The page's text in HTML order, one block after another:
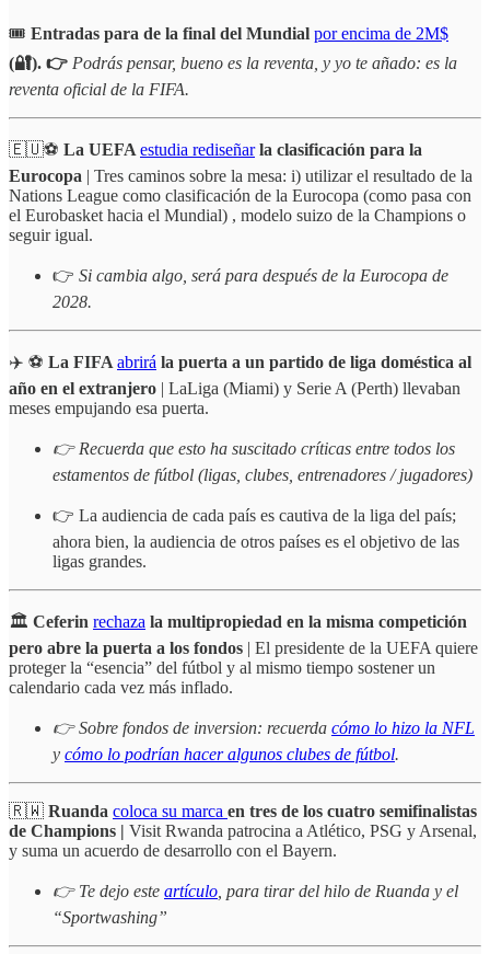
🎟️ Entradas para de la final del Mundial por encima de 2M$
(🔐). 👉 Podrás pensar, bueno es la reventa, y yo te añado: es la
reventa oficial de la FIFA.
🇪🇺⚽️ La UEFA estudia rediseñarla clasificación para la
Eurocopa | Tres caminos sobre la mesa: i) utilizar el resultado de la
Nations League como clasificación de la Eurocopa (como pasa con
el Eurobasket hacia el Mundial) , modelo suizo de la Champions o
seguir igual.
👉 Si cambia algo, será para después de la Eurocopa de
2028.
✈️ ⚽️ La FIFA abrirá la puerta a un partido de liga doméstica al
año en el extranjero | LaLiga (Miami) y Serie A (Perth) llevaban
meses empujando esa puerta.
👉 Recuerda que esto ha suscitado críticas entre todos los
estamentos de fútbol (ligas, clubes, entrenadores / jugadores)
👉 La audiencia de cada país es cautiva de la liga del país;
ahora bien, la audiencia de otros países es el objetivo de las
ligas grandes.
🏛️ Ceferin rechaza la multipropiedad en la misma competición
pero abre la puerta a los fondos | El presidente de la UEFA quiere
proteger la “esencia” del fútbol y al mismo tiempo sostener un
calendario cada vez más inflado.
👉 Sobre fondos de inversion: recuerda cómo lo hizo la NFL
y cómo lo podrían hacer algunos clubes de fútbol.
🇷🇼 Ruanda coloca su marca en tres de los cuatro semifinalistas
de Champions | Visit Rwanda patrocina a Atlético, PSG y Arsenal,
y suma un acuerdo de desarrollo con el Bayern.
👉 Te dejo este artículo , para tirar del hilo de Ruanda y el
“Sportwashing”